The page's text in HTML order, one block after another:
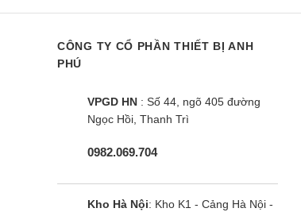
CÔNG TY CỔ PHẦN THIẾT BỊ ANH
PHÚ
VPGD HN : Số 44, ngõ 405 đường
Ngọc Hồi, Thanh Trì
0982.069.704
Kho Hà Nội: Kho K1 - Cảng Hà Nội -